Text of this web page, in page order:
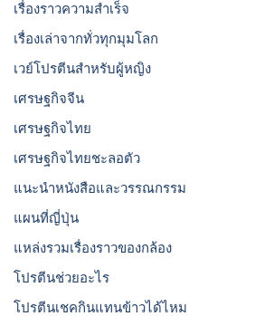
เรื่องราวความสำเร็จ
เรื่องเล่าจากทั่วทุกมุมโลก
เวย์โปรตีนสำหรับผู้หญิง
เศรษฐกิจจีน
เศรษฐกิจไทย
เศรษฐกิจไทยชะลอตัว
แนะนำหนังสือและวรรณกรรม
แผนที่ญี่ปุ่น
แหล่งรวมเรื่องราวของกล้อง
โปรตีนช่วยอะไร
โปรตีนเชคกินแทนข้าวได้ไหม